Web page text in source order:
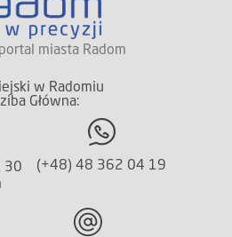
miasta Radom
w Radomiu
Główna:
30
(+48) 48 362 04 19